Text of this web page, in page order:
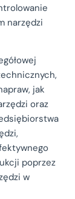
narzędzi
jak
oraz
poprzez
w